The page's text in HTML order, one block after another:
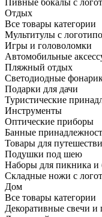
Пивные бокалы с
Отдых
Все товары категории
Мультитулы с
Игры и головоломки
Автомобильные
Пляжный отдых
Светодиодные
Подарки для дачи
Туристические
Инструменты
Оптические приборы
Банные
Товары для
Подушки под шею
Наборы для пикника и
Складные ножи с
Дом
Все товары категории
Декоративные свечи и